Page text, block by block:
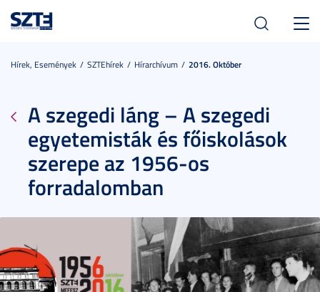
Hírek, Események SZTEhírek Hírarchívum 2016. Október
A szegedi láng – A szegedi
egyetemisták és főiskolások
szerepe az 1956-os
forradalomban